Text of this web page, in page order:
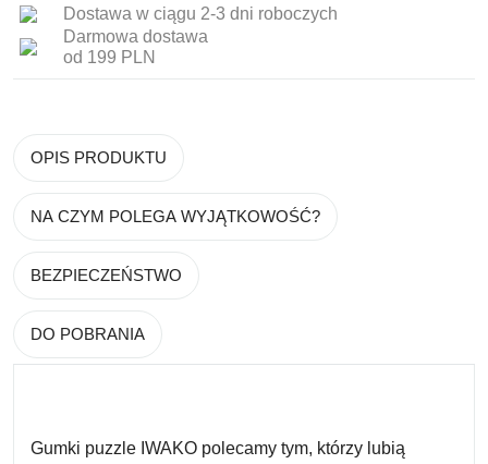
Dostawa w ciągu 2-3 dni roboczych
Darmowa dostawa
od 199 PLN
OPIS PRODUKTU
NA CZYM POLEGA WYJĄTKOWOŚĆ?
BEZPIECZEŃSTWO
DO POBRANIA
Gumki puzzle IWAKO polecamy tym, którzy lubią